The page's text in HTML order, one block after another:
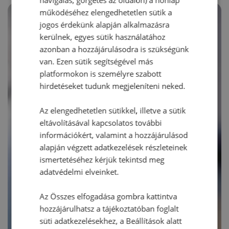
működéséhez elengedhetetlen sütik a
jogos érdekünk alapján alkalmazásra
kerülnek, egyes sütik használatához
azonban a hozzájárulásodra is szükségünk
van. Ezen sütik segítségével más
platformokon is személyre szabott
hirdetéseket tudunk megjeleníteni neked.
Az elengedhetetlen sütikkel, illetve a sütik
eltávolításával kapcsolatos további
információkért, valamint a hozzájárulásod
alapján végzett adatkezelések részleteinek
ismertetéséhez kérjük tekintsd meg
adatvédelmi elveinket.
Az Összes elfogadása gombra kattintva
hozzájárulhatsz a tájékoztatóban foglalt
süti adatkezelésekhez, a Beállítások alatt